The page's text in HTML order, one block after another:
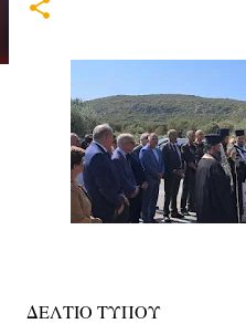
ΔΕΛΤΙΟ ΤΥΠΟΥ